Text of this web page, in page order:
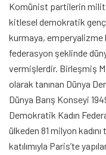
Komünist partilerin
kitlesel demokratik
kurmaya, emperyalizme
federasyon şeklinde
vermişlerdir. Birleşmiş
olarak tanınan Dünya
Dünya Barış Konseyi
Demokratik Kadın
ülkeden 81 milyon
katılımıyla Paris’te